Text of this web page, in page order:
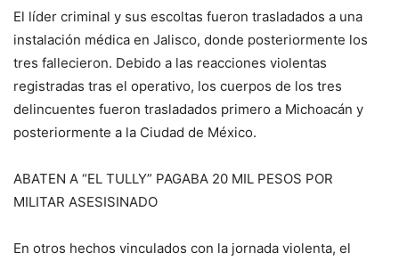
El líder criminal y sus escoltas fueron trasladados a una
instalación médica en Jalisco, donde posteriormente los
tres fallecieron. Debido a las reacciones violentas
registradas tras el operativo, los cuerpos de los tres
delincuentes fueron trasladados primero a Michoacán y
posteriormente a la Ciudad de México.
ABATEN A “EL TULLY” PAGABA 20 MIL PESOS POR
MILITAR ASESISINADO
En otros hechos vinculados con la jornada violenta, el